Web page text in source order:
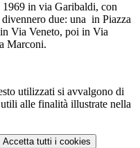
1969 in via Garibaldi, con
due: una in Piazza
Via Veneto, poi in Via
Marconi.
utilizzati si avvalgono di
alle finalità illustrate nella
Accetta tutti i cookies